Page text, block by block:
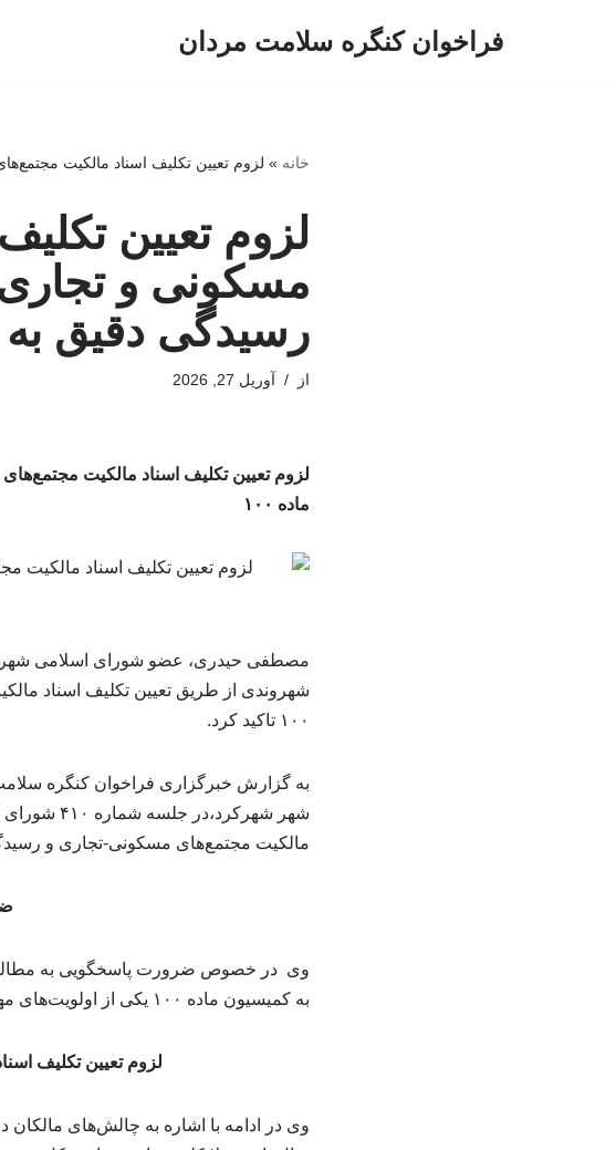
فراخوان کنگره سلامت مردان
خانه » لزوم تعیین تکلیف اسناد مالکیت
لزوم تعیین
مسکونی و
رسیدگی دقیق به
از آوریل 27, 2026
لزوم تعیین تکلیف اسناد مالکیت
ماده ۱۰۰
شهروندی از طریق تعیین تکلیف اسناد
۱۰۰ تاکید کرد.
به گزارش خبرگزاری فراخوان کنگره
شهر
مالکیت مجتمع‌های مسکونی-تجاری و رسیدگی ویژه
‌وی در خصوص ضرورت پاسخگویی به
به کمیسیون ماده ۱۰۰ یکی از اولویت‌های مهم در راستای نظم‌بخشی به انضباط شهری و صیانت از حقوق شهروندان است.
لزوم تعیین تکلیف
وی در ادامه با اشاره به چالش‌های